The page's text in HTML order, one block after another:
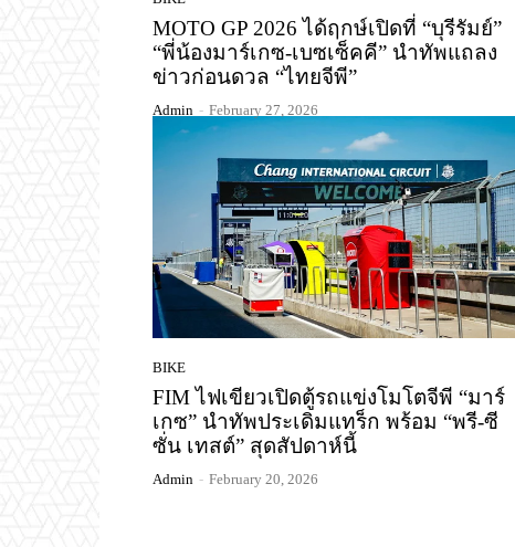
MOTO GP 2026 ได้ฤกษ์เปิดที่ “บุรีรัมย์”
“พี่น้องมาร์เกซ-เบซเซ็คคี” นำทัพแถลง
ข่าวก่อนดวล “ไทยจีพี”
Admin - February 27, 2026
BIKE
FIM ไฟเขียวเปิดตู้รถแข่งโมโตจีพี “มาร์
เกซ” นำทัพประเดิมแทร็ก พร้อม “พรี-ซี
ซั่น เทสต์” สุดสัปดาห์นี้
Admin - February 20, 2026